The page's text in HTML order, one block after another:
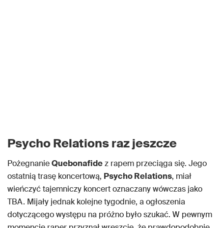
Psycho Relations raz jeszcze
PożegnanieQuebonafidez rapem przeciąga się. Jego
ostatnią trasę koncertową, Psycho Relations, miał
wieńczyć tajemniczy koncert oznaczany wówczas jako
TBA. Mijały jednak kolejne tygodnie, a ogłoszenia
dotyczącego występu na próżno było szukać. W pewnym